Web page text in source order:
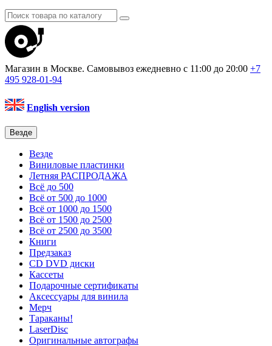
Магазин в Москве. Самовывоз ежедневно с 11:00 до 20:00 +7
495 928-01-94
English version
Везде
Везде
Виниловые пластинки
Летняя РАСПРОДАЖА
Всё до 500
Всё от 500 до 1000
Всё от 1000 до 1500
Всё от 1500 до 2500
Всё от 2500 до 3500
Книги
Предзаказ
CD DVD диски
Кассеты
Подарочные сертификаты
Аксессуары для винила
Мерч
Тараканы!
LaserDisc
Оригинальные автографы